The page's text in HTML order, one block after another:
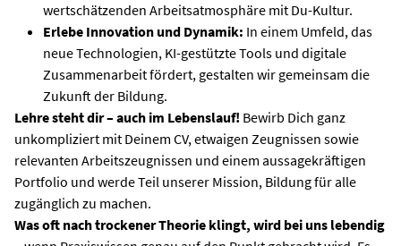
wertschätzenden Arbeitsatmosphäre mit Du-Kultur.
Erlebe Innovation und Dynamik: In einem Umfeld, das
neue Technologien, KI-gestützte Tools und digitale
Zusammenarbeit fördert, gestalten wir gemeinsam die
Zukunft der Bildung.
Lehre steht dir – auch im Lebenslauf! Bewirb Dich ganz
unkompliziert mit Deinem CV, etwaigen Zeugnissen sowie
relevanten Arbeitszeugnissen und einem aussagekräftigen
Portfolio und werde Teil unserer Mission, Bildung für alle
zugänglich zu machen.
Was oft nach trockener Theorie klingt, wird bei uns lebendig